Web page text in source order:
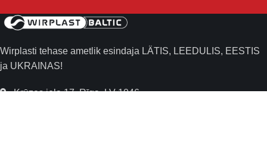
Wirplasti tehase ametlik esindaja LÄTIS, LEEDULIS, EESTIS
ja UKRAINAS!
Krūzes iela 17, Rīga, LV-1046